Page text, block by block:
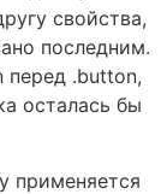
свойства,
последним.
.button,
осталась бы
применяется